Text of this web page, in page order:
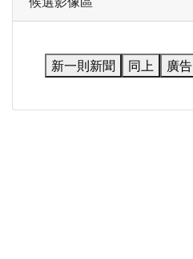
新一則新聞 同上 廣告